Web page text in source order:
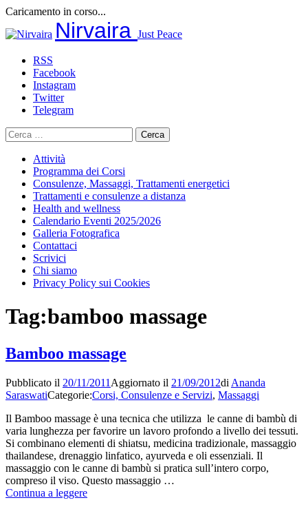
Caricamento in corso...
al
Nirvaira Just Peace
RSS
Facebook
Instagram
Twitter
Telegram
Ricerca
per:
Attività
Programma dei Corsi
Consulenze, Massaggi, Trattamenti energetici
Trattamenti e consulenze a distanza
Health and wellness
Calendario Eventi 2025/2026
Galleria Fotografica
Contattaci
Scrivici
Chi siamo
Privacy Policy sui Cookies
Tag:bamboo massage
Bamboo massage
Pubblicato il 20/11/2011 Aggiornato il 21/09/2012di Ananda
SaraswatiCategorie:Corsi, Consulenze e Servizi, Massaggi
Il Bamboo massage è una tecnica che utilizza le canne di bambù di
varia lunghezza per favorire un lavoro profondo a livello dei tessuti.
Si combinano elementi di shiatsu, medicina tradizionale, massaggio
thailandese, drenaggio linfatico, ayurveda e oli essenziali. Il
massaggio con le canne di bambù si pratica sull’intero corpo,
compreso il viso. Questo massaggio …
Continua a leggereBamboo